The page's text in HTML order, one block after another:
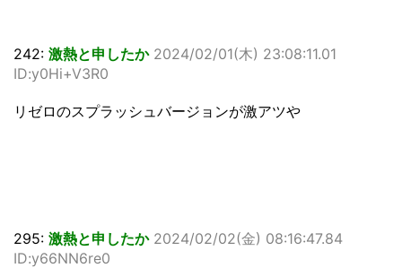
242: 激熱と申したか 2024/02/01(木) 23:08:11.01
ID:y0Hi+V3R0
リゼロのスプラッシュバージョンが激アツや
295: 激熱と申したか 2024/02/02(金) 08:16:47.84
ID:y66NN6re0